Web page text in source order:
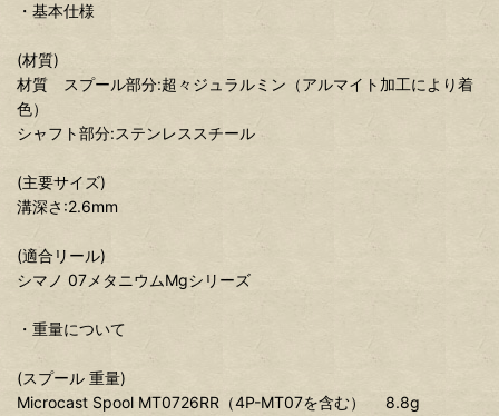
・基本仕様
(材質)
材質 スプール部分:超々ジュラルミン（アルマイト加工により着
色）
シャフト部分:ステンレススチール
(主要サイズ)
溝深さ:2.6mm
(適合リール)
シマノ 07メタニウムMgシリーズ
・重量について
(スプール 重量)
Microcast Spool MT0726RR（4P-MT07を含む） 8.8g